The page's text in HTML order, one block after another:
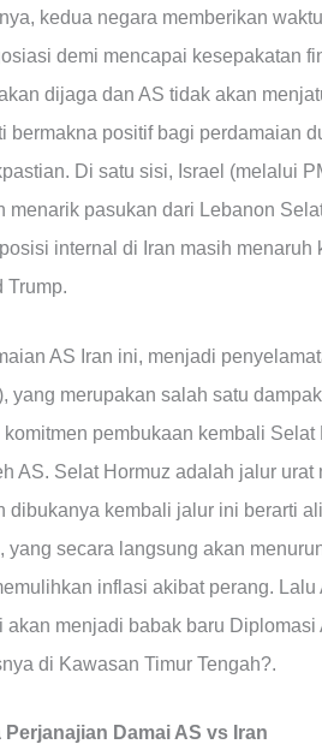
kedua negara memberikan
demi mencapai kesepakatan
dijaga dan AS tidak akan
bermakna positif bagi perdamaian
Di satu sisi, Israel (melalui
menarik pasukan dari Lebanon
internal di Iran masih
Trump.
AS Iran ini, menjadi
yang merupakan salah satu
pembukaan kembali
AS. Selat Hormuz adalah jalur
dibukanya kembali jalur ini berarti
yang secara langsung akan
inflasi akibat perang.
akan menjadi babak baru
di Kawasan Timur Tengah?.
Perjanajian Damai AS vs Iran